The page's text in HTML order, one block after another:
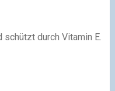
durch Vitamin E.